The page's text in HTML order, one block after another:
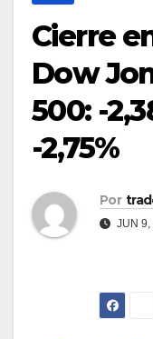
Cierre
Dow
500: -
-2,75%
Por
JUN 9,